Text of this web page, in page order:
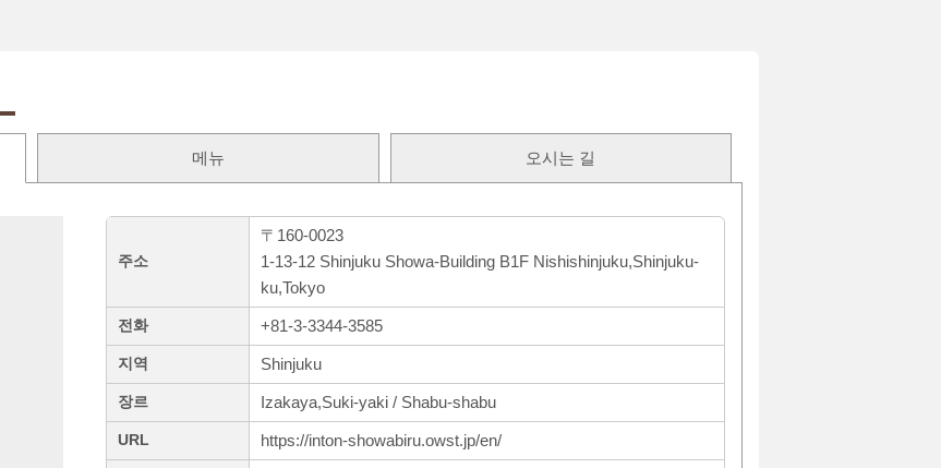
메뉴 오시는 길
주소
〒160-0023
1-13-12 Shinjuku Showa-Building B1F Nishishinjuku,Shinjuku-
ku,Tokyo
전화 +81-3-3344-3585
지역 Shinjuku
장르 Izakaya,Suki-yaki / Shabu-shabu
URL https://inton-showabiru.owst.jp/en/